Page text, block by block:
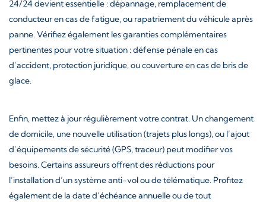
24/24 devient essentielle : dépannage, remplacement de
conducteur en cas de fatigue, ou rapatriement du véhicule après
panne. Vérifiez également les garanties complémentaires
pertinentes pour votre situation : défense pénale en cas
d’accident, protection juridique, ou couverture en cas de bris de
glace.
Enfin, mettez à jour régulièrement votre contrat. Un changement
de domicile, une nouvelle utilisation (trajets plus longs), ou l’ajout
d’équipements de sécurité (GPS, traceur) peut modifier vos
besoins. Certains assureurs offrent des réductions pour
l’installation d’un système anti-vol ou de télématique. Profitez
également de la date d’échéance annuelle ou de tout